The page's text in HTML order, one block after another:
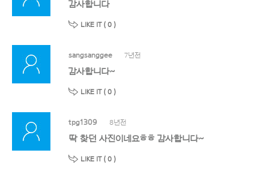
감사합니다
LIKE IT ( 0 )
sangsanggee 7년전
감사합니다~
LIKE IT ( 0 )
tpg1309 8년전
딱 찾던 사진이네요ㅎㅎ 감사합니다~
LIKE IT ( 0 )